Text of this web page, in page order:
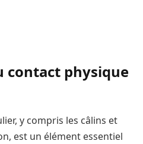
contact physique
y compris les câlins et
est un élément essentiel